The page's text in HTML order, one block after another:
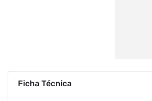
Ficha Técnica